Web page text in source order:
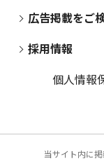
広告掲載をご
採用情報
個人情報
当サイト内に